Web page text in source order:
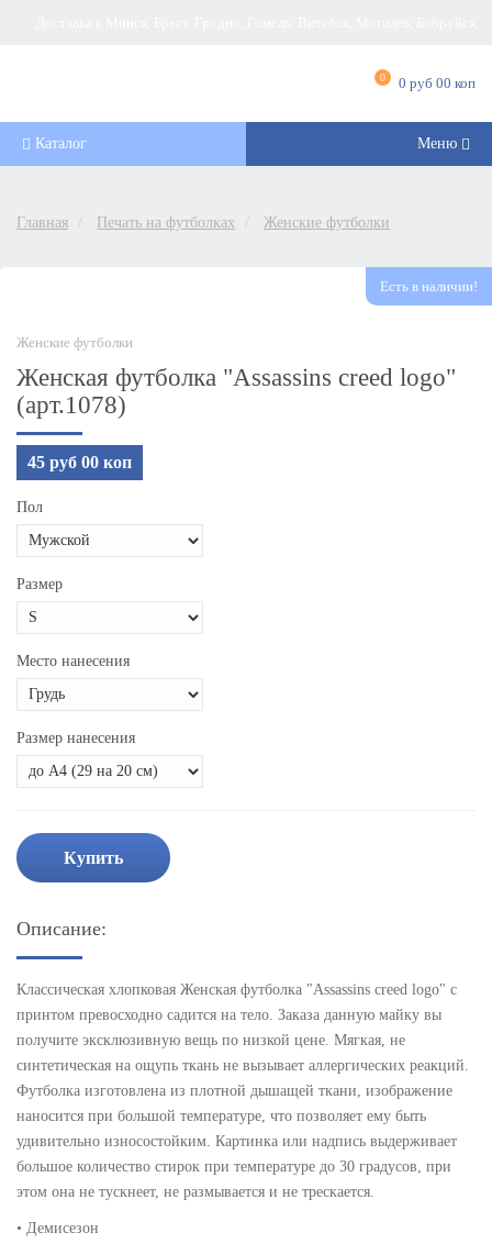
Барановичи, Новополоцк, Пинск, Борисов, Мозырь, Полоцк, Слоним, Лида,
0 0 руб 00 коп
Каталог Меню
Главная Печать на футболках Женские футболки
Есть в наличии!
Женские футболки
Женская футболка "Assassins creed logo"
(арт.1078)
45 руб 00 коп
Пол
Размер
Место нанесения
Размер нанесения
Купить
Описание:
Классическая хлопковая Женская футболка "Assassins creed logo" с
принтом превосходно садится на тело. Заказа данную майку вы
получите эксклюзивную вещь по низкой цене. Мягкая, не
синтетическая на ощупь ткань не вызывает аллергических реакций.
Футболка изготовлена из плотной дышащей ткани, изображение
наносится при большой температуре, что позволяет ему быть
удивительно износостойким. Картинка или надпись выдерживает
большое количество стирок при температуре до 30 градусов, при
этом она не тускнеет, не размывается и не трескается.
• Демисезон